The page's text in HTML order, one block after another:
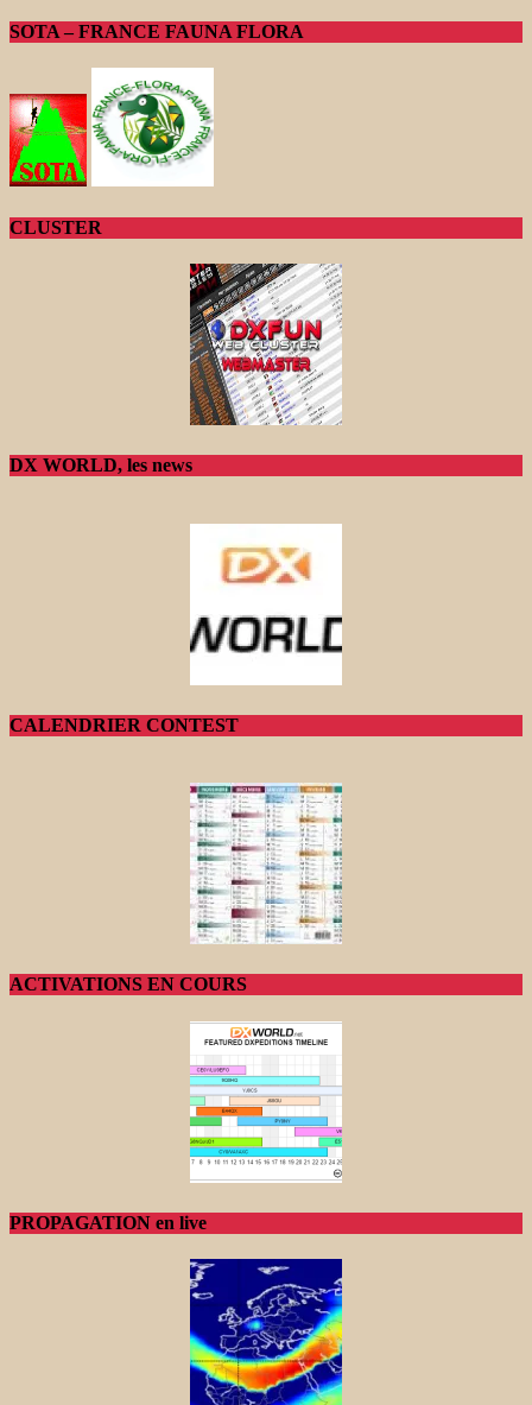
SOTA – FRANCE FAUNA FLORA
CLUSTER
DX WORLD, les news
CALENDRIER CONTEST
ACTIVATIONS EN COURS
PROPAGATION en live